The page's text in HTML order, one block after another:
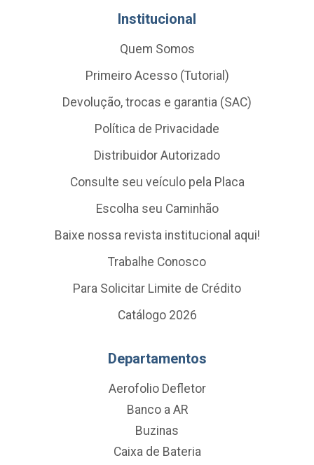
Institucional
Quem Somos
Primeiro Acesso (Tutorial)
Devolução, trocas e garantia (SAC)
Política de Privacidade
Distribuidor Autorizado
Consulte seu veículo pela Placa
Escolha seu Caminhão
Baixe nossa revista institucional aqui!
Trabalhe Conosco
Para Solicitar Limite de Crédito
Catálogo 2026
Departamentos
Aerofolio Defletor
Banco a AR
Buzinas
Caixa de Bateria